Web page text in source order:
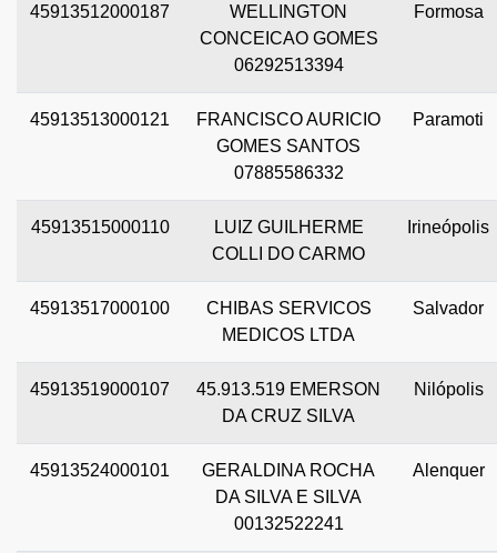
45913512000187
WELLINGTON
CONCEICAO GOMES
06292513394
Formosa
45913513000121
FRANCISCO AURICIO
GOMES SANTOS
07885586332
Paramoti
45913515000110
LUIZ GUILHERME
COLLI DO CARMO
Irineópolis
45913517000100
CHIBAS SERVICOS
MEDICOS LTDA
Salvador
45913519000107
45.913.519 EMERSON
DA CRUZ SILVA
Nilópolis
45913524000101
GERALDINA ROCHA
DA SILVA E SILVA
00132522241
Alenquer